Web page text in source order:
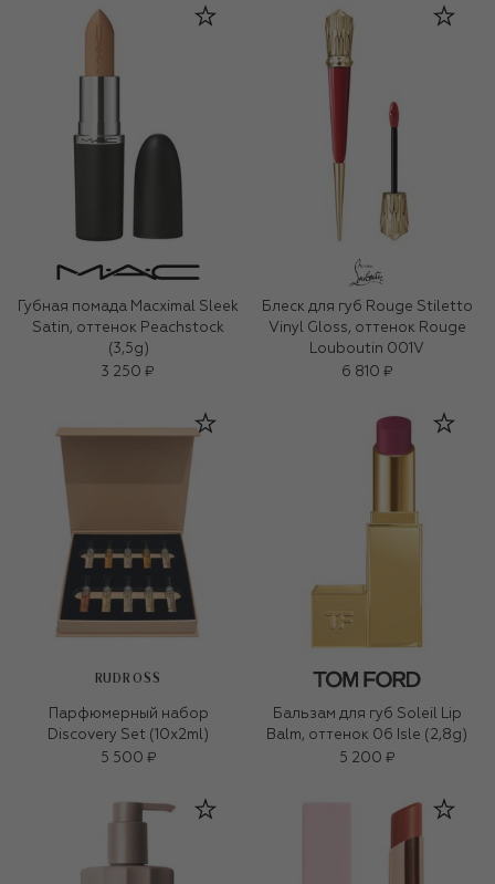
Губная помада Macximal Sleek
Satin, оттенок Peachstock
(3,5g)
3 250 ₽
Блеск для губ Rouge Stiletto
Vinyl Gloss, оттенок Rouge
Louboutin 001V
6 810 ₽
RUDROSS
Парфюмерный набор
Discovery Set (10x2ml)
5 500 ₽
Бальзам для губ Soleil Lip
Balm, оттенок 06 Isle (2,8g)
5 200 ₽